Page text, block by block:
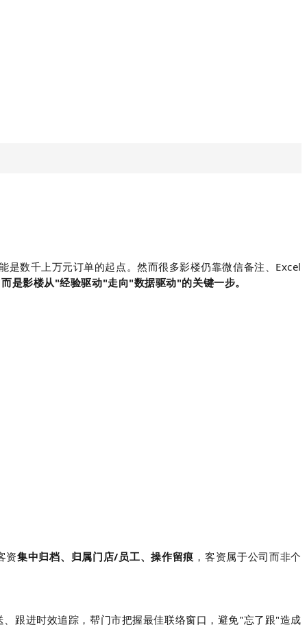
数千上万元订单的起点。然而很多影楼仍靠微信备注、Excel
是影楼从"经验驱动"走向"数据驱动"的关键一步。
资集中归档、归属门店/员工、操作留痕 ，客资属于公司而非个
跟进时效追踪，帮门市把握最佳联络窗口，避免"忘了跟"造成